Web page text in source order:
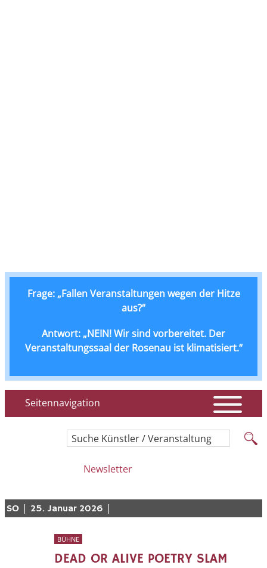
Frage: „Fallen Veranstaltungen wegen der Hitze
aus?“
Antwort: „NEIN! Wir sind vorbereitet. Der
Veranstaltungssaal der Rosenau ist klimatisiert.“
Seitennavigation
Suche Künstler / Veranstaltung
Newsletter
SO | 25. Januar 2026 |
BÜHNE
DEAD OR ALIVE POETRY SLAM